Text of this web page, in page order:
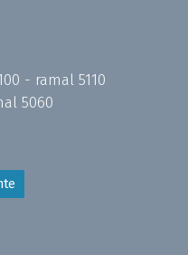
- ramal 5110
5060